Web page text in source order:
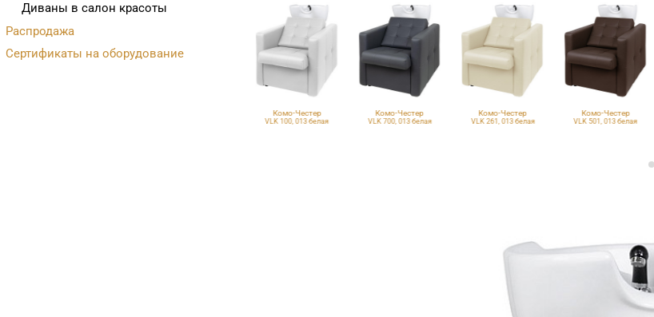
Комо-Честер
VLK 100, 013 белая
Комо-Честер
VLK 700, 013 белая
Комо-Честер
VLK 261, 013 белая
Комо-Честер
VLK 501, 013 белая
Диваны в салон красоты
Распродажа
Сертификаты на оборудование